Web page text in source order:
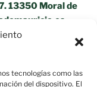
tecnologías como las
del dispositivo. El
13350 Moral de